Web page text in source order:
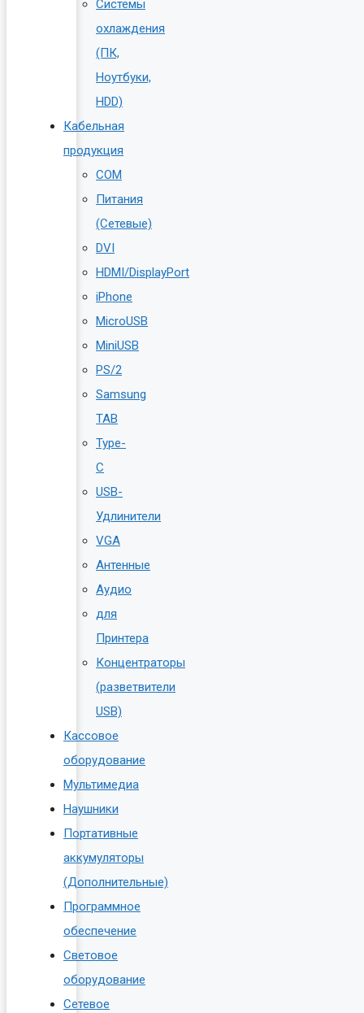
Системы
охлаждения
(ПК,
Ноутбуки,
HDD)
Кабельная
продукция
COM
Питания
(Сетевые)
DVI
HDMI/DisplayPort
iPhone
MicroUSB
MiniUSB
PS/2
Samsung
TAB
Type-
C
USB-
Удлинители
VGA
Антенные
Аудио
для
Принтера
Концентраторы
(разветвители
USB)
Кассовое
оборудование
Мультимедиа
Наушники
Портативные
аккумуляторы
(Дополнительные)
Программное
обеспечение
Световое
оборудование
Сетевое